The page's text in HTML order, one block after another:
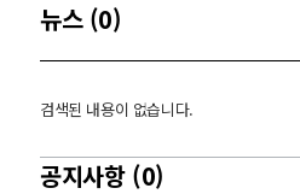
뉴스 (0)
검색된 내용이 없습니다.
공지사항 (0)